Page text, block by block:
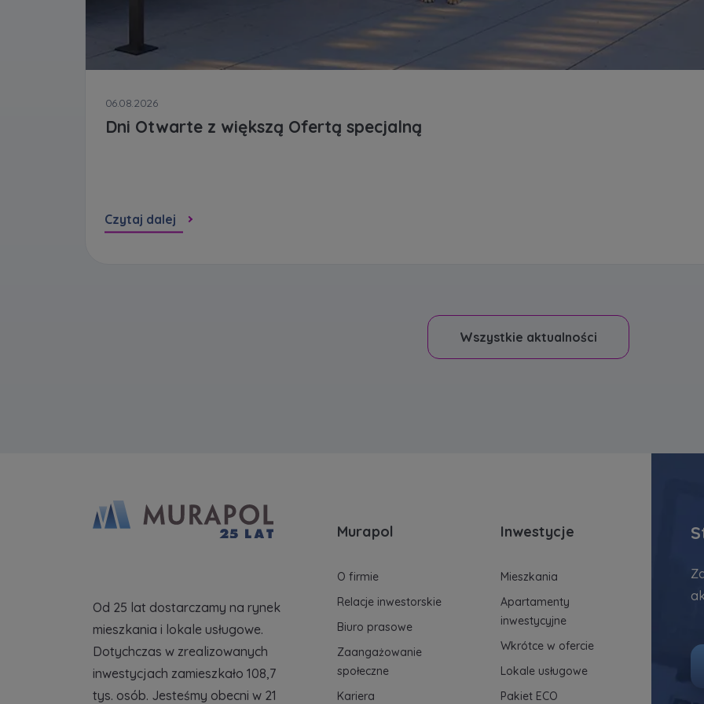
06.08.2026
Dni Otwarte z większą Ofertą specjalną
Czytaj dalej
Wszystkie aktualności
Od 25 lat dostarczamy na rynek
mieszkania i lokale usługowe.
Dotychczas w zrealizowanych
inwestycjach zamieszkało 108,7
tys. osób. Jesteśmy obecni w 21
Murapol
O firmie
Relacje inwestorskie
Biuro prasowe
Zaangażowanie
społeczne
Kariera
Inwestycje
Mieszkania
Apartamenty
inwestycyjne
Wkrótce w ofercie
Lokale usługowe
Pakiet ECO